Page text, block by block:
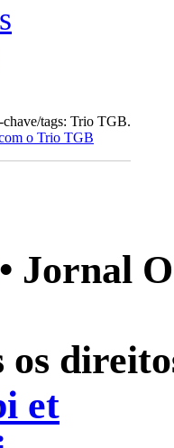
chave/tags: Trio TGB.
o Trio TGB
• Jornal
os